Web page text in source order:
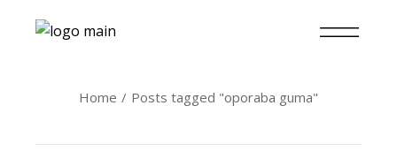
Home Posts tagged "oporaba guma"